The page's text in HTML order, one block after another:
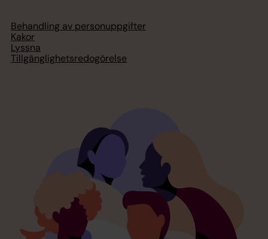
Behandling av personuppgifter
Kakor
Lyssna
Tillgänglighetsredogörelse